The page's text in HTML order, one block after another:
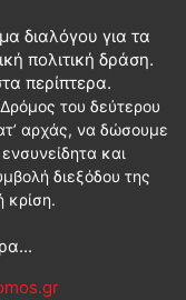
διαλόγου για τα
πολιτική δράση.
περίπτερα.
του δεύτερου
αρχάς, να δώσουμε
και
διεξόδου της
κρίση.